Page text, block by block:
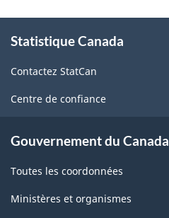
propos
ce
site
Statistique Canada
Contactez StatCan
Centre de confiance
Gouvernement du Canada
Toutes les coordonnées
Ministères et organismes